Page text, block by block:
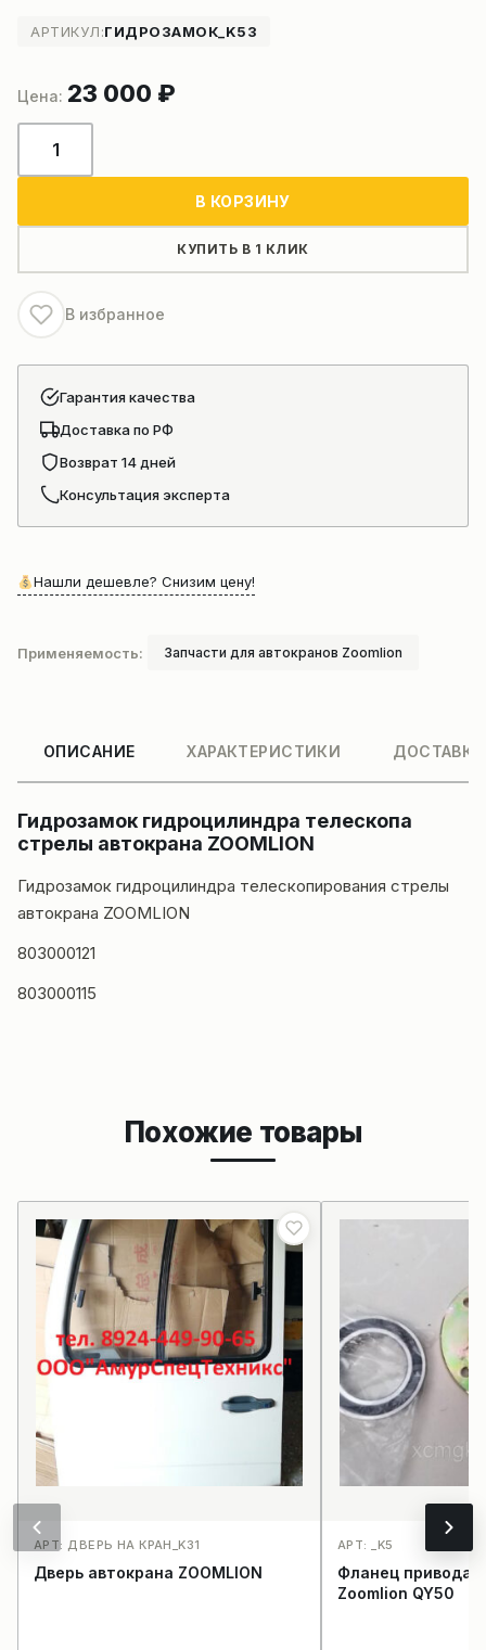
АРТИКУЛ:ГИДРОЗАМОК_K53
23 000 ₽
товара
стрелы
автокрана
ZOOMLION
В КОРЗИНУ
КУПИТЬ В 1 КЛИК
В избранное
Гарантия качества
Доставка по РФ
Возврат 14 дней
Консультация эксперта
Нашли дешевле? Снизим цену!
Применяемость: Запчасти для автокранов Zoomlion
ОПИСАНИЕ ХАРАКТЕРИСТИКИ
Гидрозамок гидроцилиндра телескопа
стрелы автокрана ZOOMLION
Гидрозамок гидроцилиндра телескопирования стрелы
автокрана ZOOMLION
803000121
803000115
Похожие товары
АРТ: ДВЕРЬ НА КРАН_K31
Дверь автокрана ZOOMLION
АРТ: _K5
Фланец привода
Zoomlion QY50